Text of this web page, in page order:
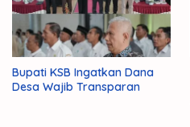
Bupati KSB Ingatkan Dana
Desa Wajib Transparan